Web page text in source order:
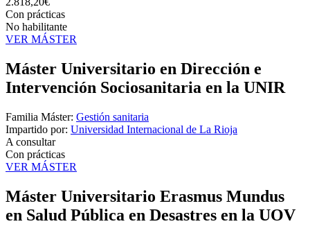
Con prácticas
No habilitante
VER MÁSTER
Máster Universitario en Dirección e
Intervención Sociosanitaria en la UNIR
Familia Máster: Gestión sanitaria
Impartido por: Universidad Internacional de La Rioja
A consultar
Con prácticas
VER MÁSTER
Máster Universitario Erasmus Mundus
en Salud Pública en Desastres en la UOV